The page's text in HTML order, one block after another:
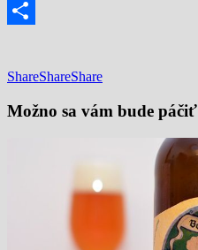
Email
ShareShareShare
Možno sa vám bude páčiť